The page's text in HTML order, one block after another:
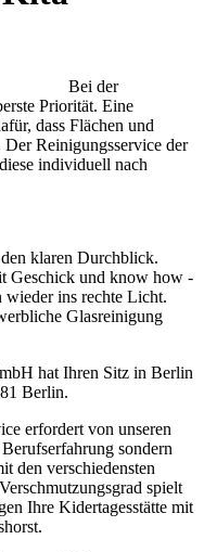
Bei der
Priorität. Eine
dass Flächen und
Der Reinigungsservice der
individuell nach
klaren Durchblick.
Geschick und know how -
wieder ins rechte Licht.
Glasreinigung
hat Ihren Sitz in Berlin
Berlin.
erfordert von unseren
sondern
den verschiedensten
spielt
Ihre Kidertagesstätte mit